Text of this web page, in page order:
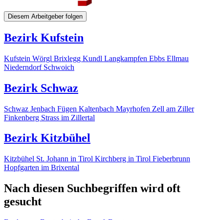
Diesem Arbeitgeber folgen
Bezirk Kufstein
Kufstein Wörgl Brixlegg Kundl Langkampfen Ebbs Ellmau
Niederndorf Schwoich
Bezirk Schwaz
Schwaz Jenbach Fügen Kaltenbach Mayrhofen Zell am Ziller
Finkenberg Strass im Zillertal
Bezirk Kitzbühel
Kitzbühel St. Johann in Tirol Kirchberg in Tirol Fieberbrunn
Hopfgarten im Brixental
Nach diesen Suchbegriffen wird oft
gesucht